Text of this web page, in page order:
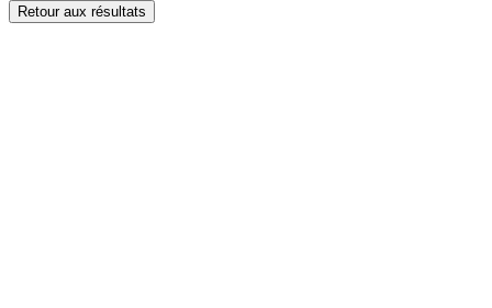
Retour aux résultats